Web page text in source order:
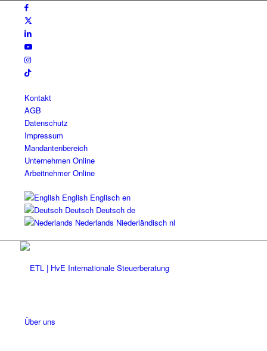
Kontakt
AGB
Datenschutz
Impressum
Mandantenbereich
Unternehmen Online
Arbeitnehmer Online
English Englisch en
Deutsch Deutsch de
Nederlands Niederländisch nl
Über uns